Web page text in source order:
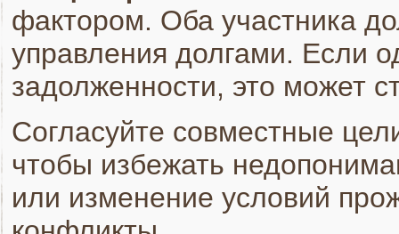
фактором. Оба участника
управления долгами. Если
задолженности, это может
Согласуйте совместные
чтобы избежать
или изменение условий